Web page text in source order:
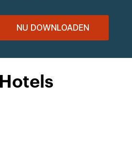
NU DOWNLOADEN